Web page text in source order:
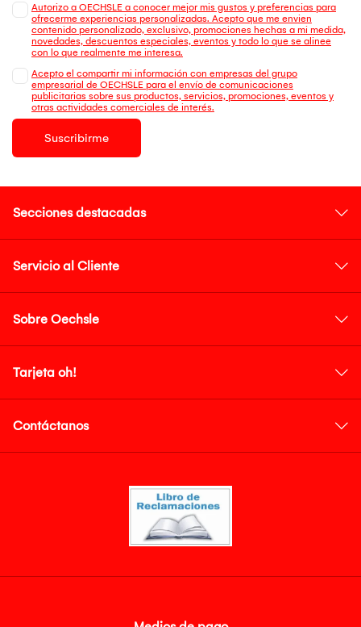
Autorizo a OECHSLE a conocer mejor mis gustos y preferencias para
ofrecerme experiencias personalizadas. Acepto que me envien
contenido personalizado, exclusivo, promociones hechas a mi medida,
novedades, descuentos especiales, eventos y todo lo que se alinee
con lo que realmente me interesa.
Acepto el compartir mi información con empresas del grupo
empresarial de OECHSLE para el envío de comunicaciones
publicitarias sobre sus productos, servicios, promociones, eventos y
otras actividades comerciales de interés.
Suscribirme
Secciones destacadas
Servicio al Cliente
Sobre Oechsle
Tarjeta oh!
Contáctanos